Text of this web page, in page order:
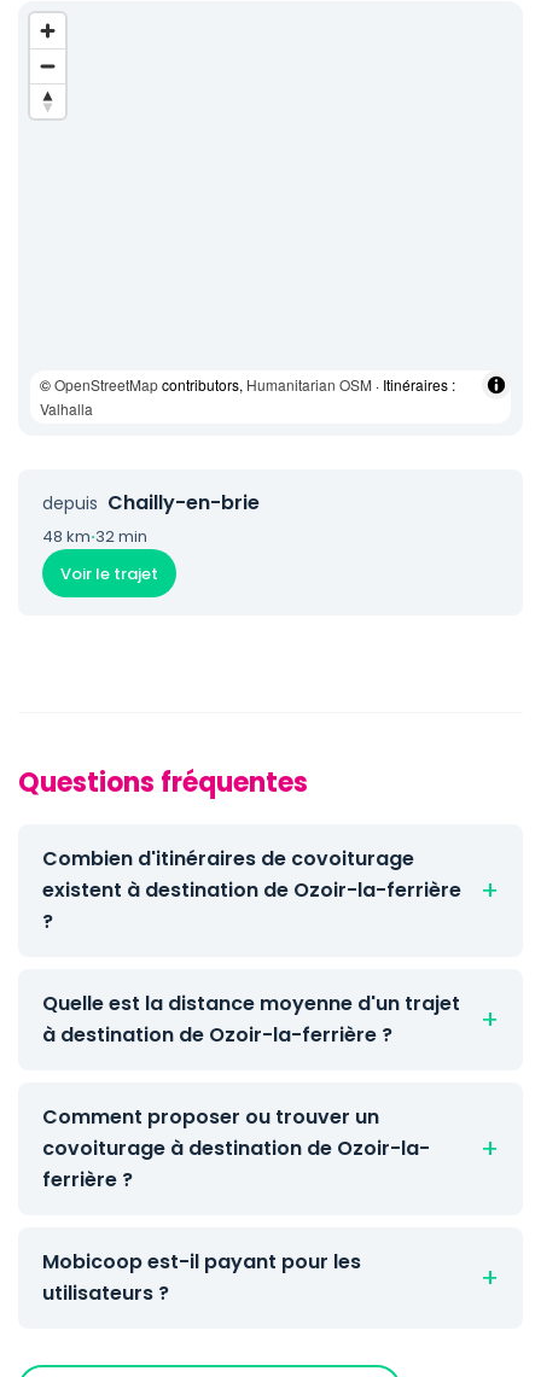
©OpenStreetMapcontributors, Humanitarian OSM · Itinéraires :
Valhalla
depuis Chailly-en-brie
48 km·32 min
Voir le trajet
Questions fréquentes
Combien d'itinéraires de covoiturage
existent à destination de Ozoir-la-ferrière
?
Quelle est la distance moyenne d'un trajet
à destination de Ozoir-la-ferrière ?
Comment proposer ou trouver un
covoiturage à destination de Ozoir-la-
ferrière ?
Mobicoop est-il payant pour les
utilisateurs ?